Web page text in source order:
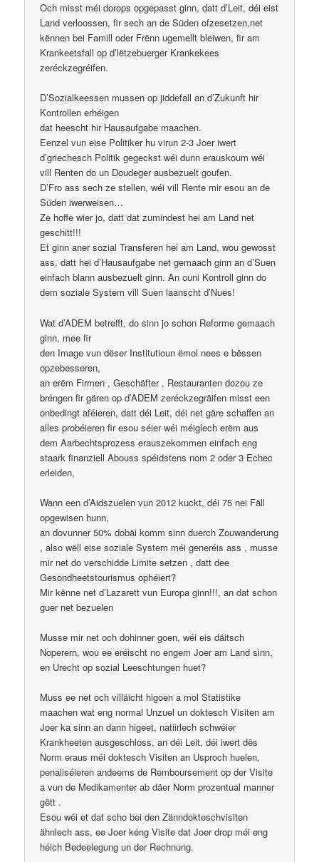
Och misst méi dorops opgepasst ginn, datt d’Leit, déi eist
Land verloossen, fir sech an de Süden ofzesetzen,net
kënnen bei Famill oder Frënn ugemellt bleiwen, fir am
Krankeetsfall op d’lëtzebuerger Krankekees
zeréckzegréifen.
D’Sozialkeessen mussen op jiddefall an d’Zukunft hir
Kontrollen erhéigen
dat heescht hir Hausaufgabe maachen.
Eenzel vun eise Politiker hu virun 2-3 Joer iwert
d’griechesch Politik gegeckst wéi dunn erauskoum wéi
vill Renten do un Doudeger ausbezuelt goufen.
D’Fro ass sech ze stellen, wéi vill Rente mir esou an de
Süden iwerweisen…
Ze hoffe wier jo, datt dat zumindest hei am Land net
geschitt!!!
Et ginn aner sozial Transferen hei am Land, wou gewosst
ass, datt hei d’Hausaufgabe net gemaach ginn an d’Suen
einfach blann ausbezuelt ginn. An ouni Kontroll ginn do
dem soziale System vill Suen laanscht d’Nues!
Wat d’ADEM betrefft, do sinn jo schon Reforme gemaach
ginn, mee fir
den Image vun dëser Institutioun ëmol nees e bëssen
opzebesseren,
an erëm Firmen , Geschäfter , Restauranten dozou ze
bréngen fir gären op d’ADEM zeréckzegräifen misst een
onbedingt aféieren, datt déi Leit, déi net gäre schaffen an
alles probéieren fir esou séier wéi méiglech erëm aus
dem Aarbechtsprozess erauszekommen einfach eng
staark finanziell Abouss spéidstens nom 2 oder 3 Echec
erleiden,
Wann een d’Aidszuelen vun 2012 kuckt, déi 75 nei Fäll
opgewisen hunn,
an dovunner 50% dobäi komm sinn duerch Zouwanderung
, also wëll eise soziale System méi generéis ass , musse
mir net do verschidde Limite setzen , datt dee
Gesondheetstourismus ophéiert?
Mir kënne net d’Lazarett vun Europa ginn!!!, an dat schon
guer net bezuelen
Musse mir net och dohinner goen, wéi eis däitsch
Noperern, wou ee eréischt no engem Joer am Land sinn,
en Urecht op sozial Leeschtungen huet?
Muss ee net och villäicht higoen a mol Statistike
maachen wat eng normal Unzuel un doktesch Visiten am
Joer ka sinn an dann higeet, natiirlech schwéier
Krankheeten ausgeschloss, an déi Leit, déi iwert dës
Norm eraus méi doktesch Visiten an Usproch huelen,
penaliséieren andeems de Remboursement op der Visite
a vun de Medikamenter ab däer Norm prozentual manner
gëtt .
Esou wéi et dat scho bei den Zänndokteschvisiten
ähnlech ass, ee Joer kéng Visite dat Joer drop méi eng
héich Bedeelegung un der Rechnung.